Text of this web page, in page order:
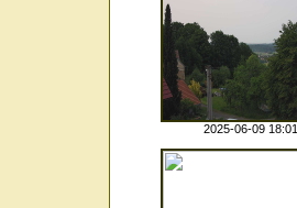
2025-06-09 18:01